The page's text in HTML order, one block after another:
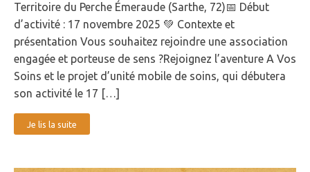
Territoire du Perche Émeraude (Sarthe, 72)📅 Début
d’activité : 17 novembre 2025 💚 Contexte et
présentation Vous souhaitez rejoindre une association
engagée et porteuse de sens ?Rejoignez l’aventure A Vos
Soins et le projet d’unité mobile de soins, qui débutera
son activité le 17 […]
Je lis la suite